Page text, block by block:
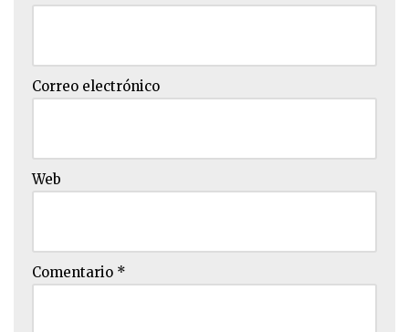
Correo electrónico
Web
Comentario *